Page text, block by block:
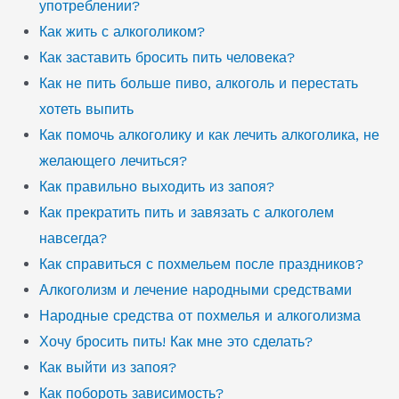
употреблении?
Как жить с алкоголиком?
Как заставить бросить пить человека?
Как не пить больше пиво, алкоголь и перестать
хотеть выпить
Как помочь алкоголику и как лечить алкоголика, не
желающего лечиться?
Как правильно выходить из запоя?
Как прекратить пить и завязать с алкоголем
навсегда?
Как справиться с похмельем после праздников?
Алкоголизм и лечение народными средствами
Народные средства от похмелья и алкоголизма
Хочу бросить пить! Как мне это сделать?
Как выйти из запоя?
Как побороть зависимость?